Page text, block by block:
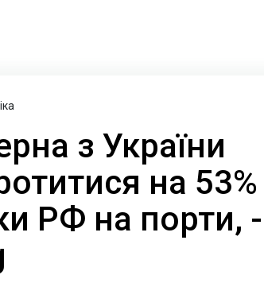
з України
на 53%
РФ на порти, -